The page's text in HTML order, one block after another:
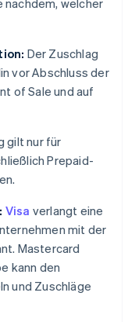
welcher
Der Zuschlag
vor Abschluss der
of Sale und auf
gilt nur für
Prepaid-
Visa verlangt eine
mit der
Mastercard
kann den
und Zuschläge